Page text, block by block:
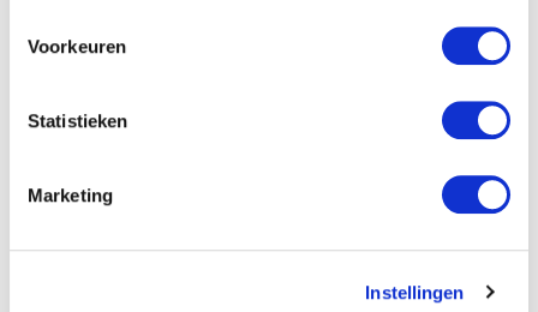
Voorkeuren
Statistieken
Marketing
Instellingen